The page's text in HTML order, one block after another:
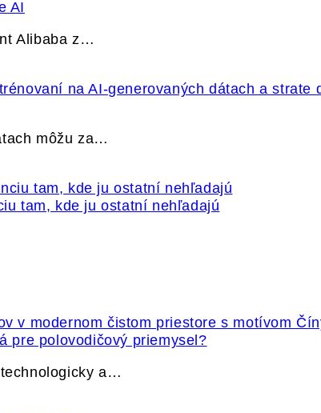
AI
Alibaba z…
môžu za…
tam, kde ju ostatní nehľadajú
pre polovodičový priemysel?
a…